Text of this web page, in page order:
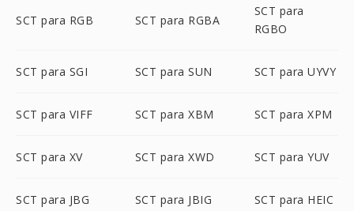
SCT para RGB SCT para RGBA
SCT para
RGBO
SCT para SGI SCT para SUN SCT para UYVY
SCT para VIFF SCT para XBM SCT para XPM
SCT para XV SCT para XWD SCT para YUV
SCT para JBG SCT para JBIG SCT para HEIC